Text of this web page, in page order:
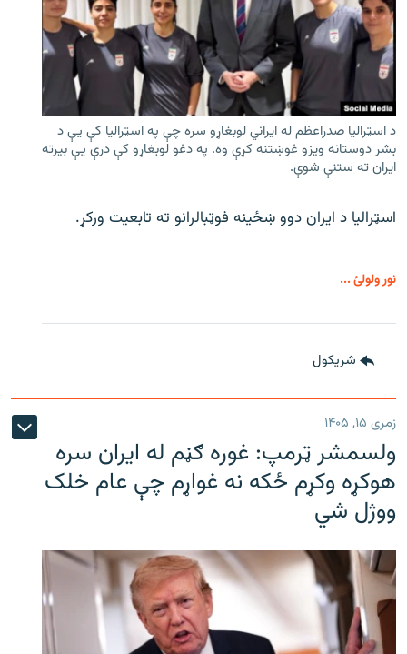
د اسټرالیا صدراعظم له ایراني لوبغاړو سره چې په اسټرالیا کې يې د
بشر دوستانه ویزو غوښتنه کړې وه. په دغو لوبغاړو کې درې يې بیرته
ایران ته ستنې شوې.
اسټرالیا د ایران دوو ښځینه فوټبالرانو ته تابعیت ورکړ.
نور ولولئ ...
شريکول
زمری ۱۵, ۱۴۰۵
ولسمشر ټرمپ: غوره ګڼم له ایران سره
هوکړه وکړم ځکه نه غواړم چې عام خلک
ووژل شي